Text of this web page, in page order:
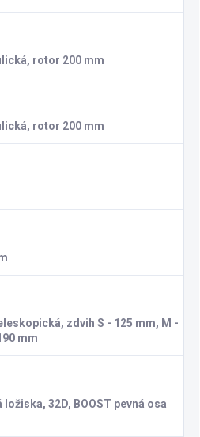
rotor 200 mm
rotor 200 mm
zdvih S - 125 mm, M -
mm
32D, BOOST pevná osa